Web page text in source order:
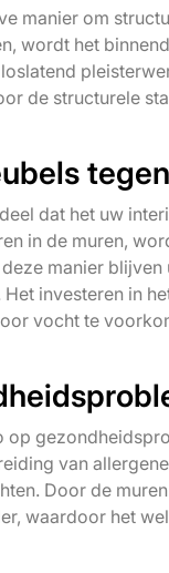
manier om
wordt het
de structurele
dat het uw
in de muren,
manier
investeren in
vocht te
van
Door de
waardoor het